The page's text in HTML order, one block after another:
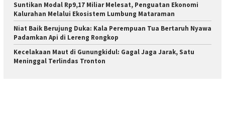
Suntikan Modal Rp9,17 Miliar Melesat, Penguatan Ekonomi
Kalurahan Melalui Ekosistem Lumbung Mataraman
Niat Baik Berujung Duka: Kala Perempuan Tua Bertaruh Nyawa
Padamkan Api di Lereng Rongkop
Kecelakaan Maut di Gunungkidul: Gagal Jaga Jarak, Satu
Meninggal Terlindas Tronton